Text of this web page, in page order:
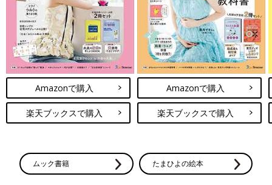
Amazonで購入
楽天ブックスで購入
Amazonで購入
楽天ブックスで購入
ムック書籍 たまひよの絵本